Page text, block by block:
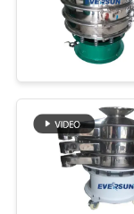
কারখানা
নিয়ন্ত্রণ